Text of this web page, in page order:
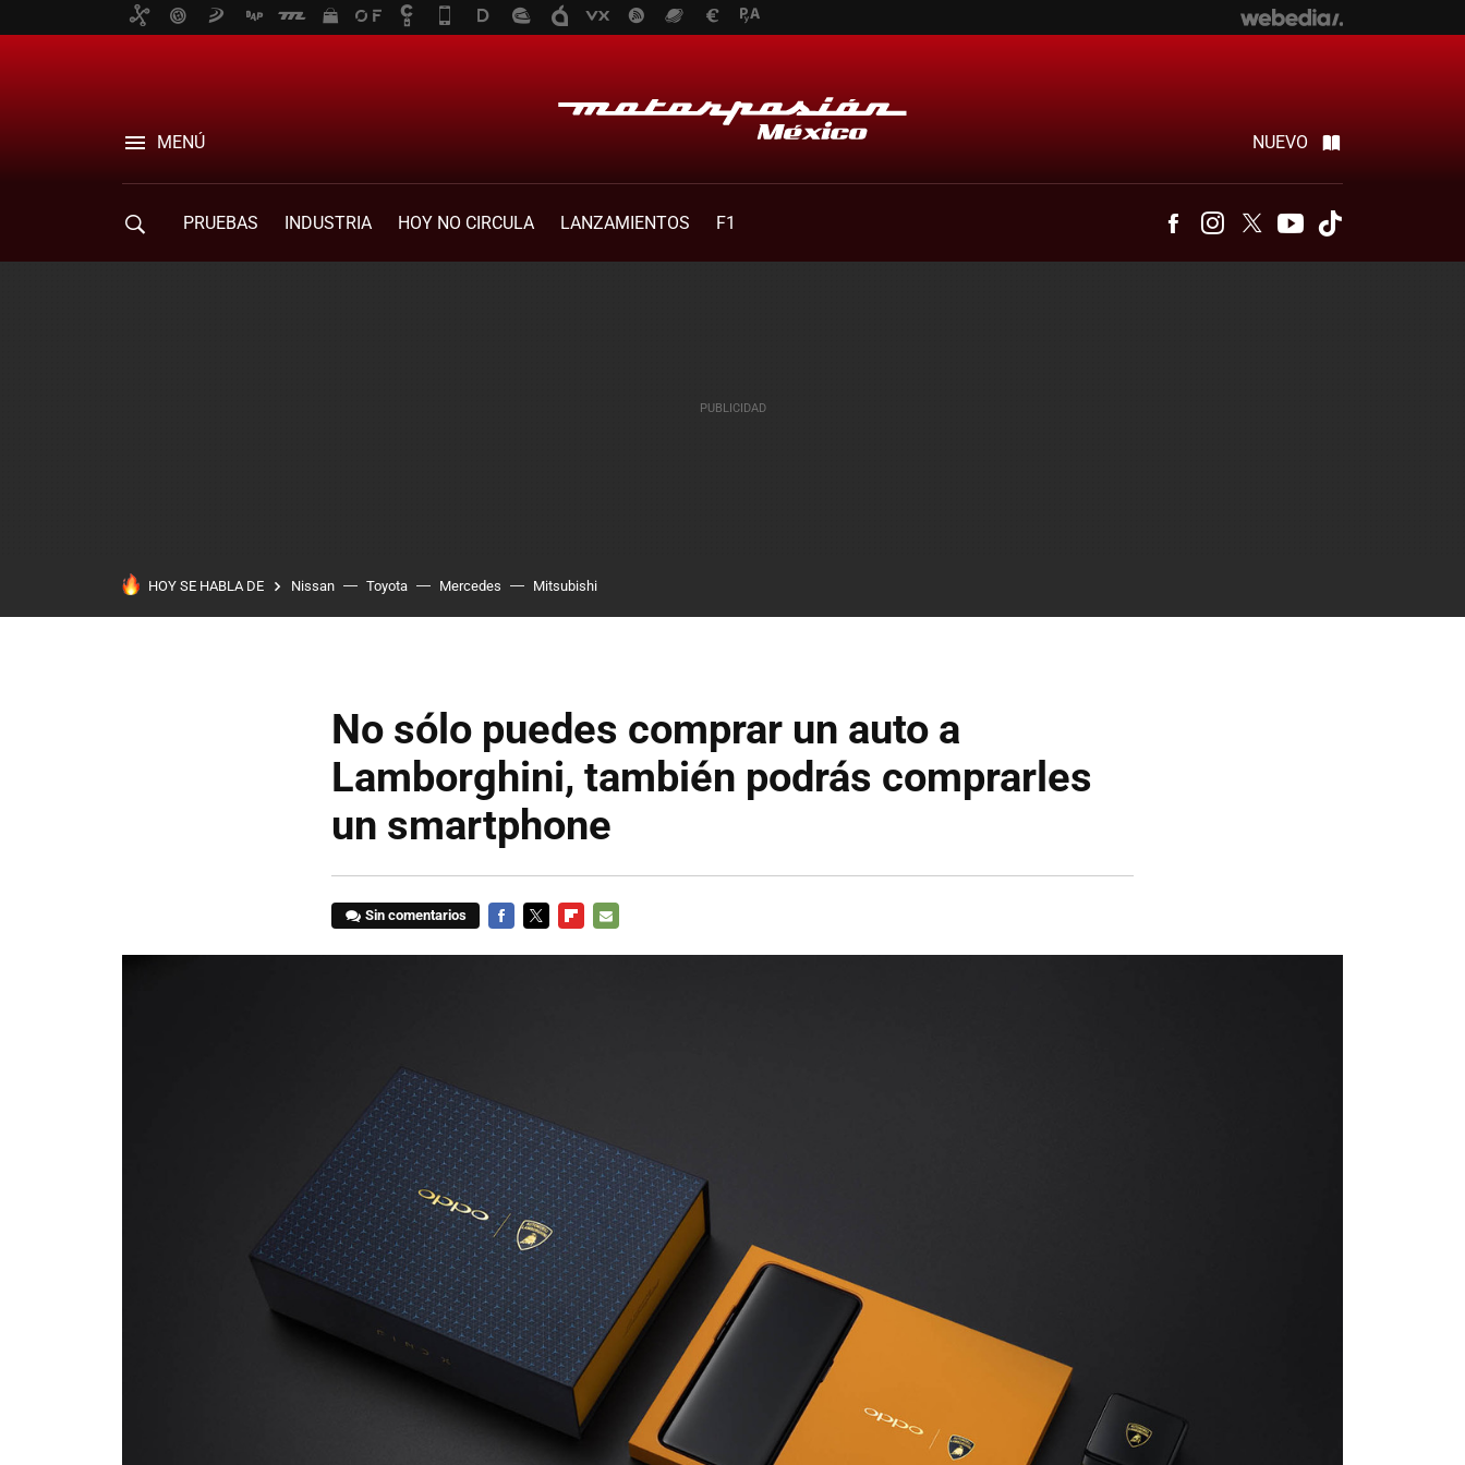
MENÚ NUEVO
PRUEBAS INDUSTRIA HOY NO CIRCULA LANZAMIENTOS F1 FacebookInstagram
Twitter Youtube
HOY SE HABLA DE Nissan Toyota Mercedes Mitsubishi
No sólo puedes comprar un auto a
Lamborghini, también podrás comprarles
un smartphone
Sin comentarios